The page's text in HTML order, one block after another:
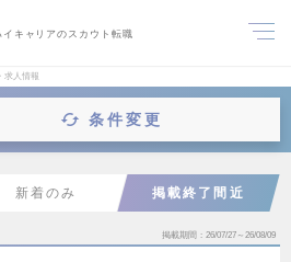
イキャリアのスカウト転職
求人情報
条件変更
新着のみ 掲載終了間近
掲載期間 26/07/27～26/08/09